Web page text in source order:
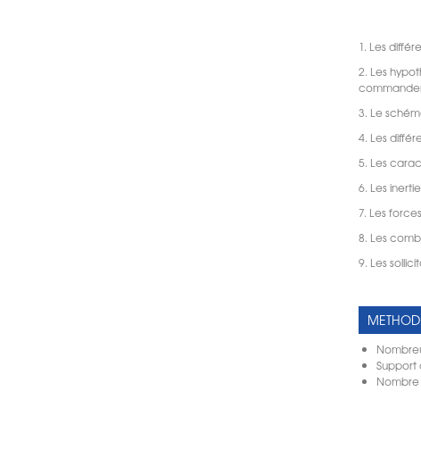
1. Les
2. Les
3. Le
4. Les
5. Les
6. Les
7. Les
8. Les
9. Les
Support
Nombre